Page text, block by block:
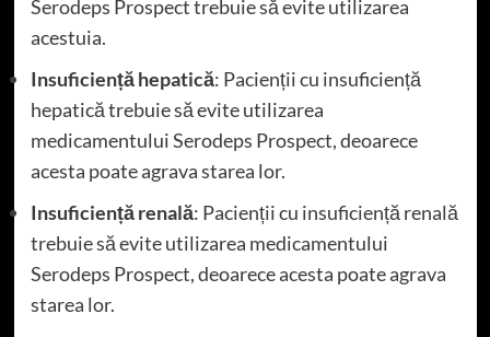
Serodeps Prospect trebuie să evite utilizarea
acestuia.
Insuficiență hepatică: Pacienții cu insuficiență
hepatică trebuie să evite utilizarea
medicamentului Serodeps Prospect, deoarece
acesta poate agrava starea lor.
Insuficiență renală: Pacienții cu insuficiență renală
trebuie să evite utilizarea medicamentului
Serodeps Prospect, deoarece acesta poate agrava
starea lor.